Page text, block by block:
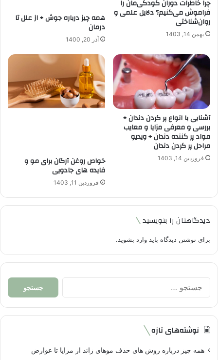
چرا خاطرات دوران کودکی‌مان را
فراموش می‌کنیم؟ دلایل علمی و
روان‌شناختی
بهمن 14, 1403
همه چیز درباره جوش + از علل تا
درمان
آذر 20, 1400
آشنایی با انواع پر کردن دندان +
بررسی و معرفی مزایا و معایب
مواد پر کننده دندان + ویدیو
مراحل پر کردن دندان
فروردین 14, 1403 خواص روغن آرگان برای مو و
فایده های جادویی
فروردین 11, 1403
دیدگاهتان را بنویسید
برای نوشتن دیدگاه باید وارد بشوید.
جستجو
نوشته‌های تازه
همه چیز درباره روش های حذف موهای زائد از مزایا تا عوارض